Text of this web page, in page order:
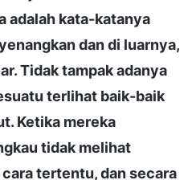
adalah kata-katanya
dan di luarnya,
Tidak tampak adanya
terlihat baik-baik
Ketika mereka
tidak melihat
tertentu, dan secara